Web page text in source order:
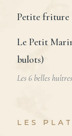
Petite friture
Le Petit
bulots)
Les 6 belles
LES